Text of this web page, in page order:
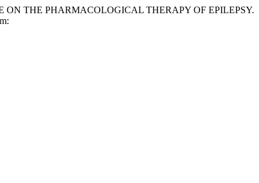
ON THE PHARMACOLOGICAL THERAPY OF EPILEPSY.